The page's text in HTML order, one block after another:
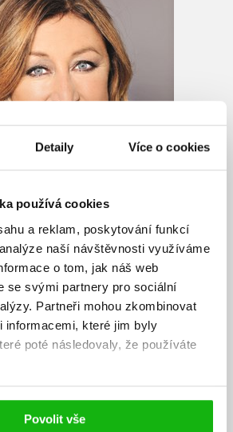
Detaily Více o cookies
používá cookies
a reklam, poskytování funkcí
naší návštěvnosti využíváme
o tom, jak náš web
se svými partnery pro sociální
Partneři mohou zkombinovat
informacemi, které jim byly
poté následovaly, že používáte
Povolit vše
a scenáristka. Narodila se
české učitelce. Vystudovala FAMU, obor
napsala asi dvacet televizních komedií,
Sardinky aneb Život jedné rodinky,
povídkyRománek se vším možným